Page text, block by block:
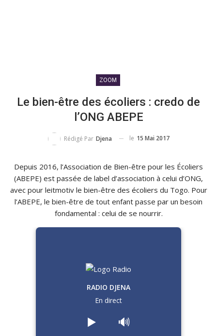
ZOOM
Le bien-être des écoliers : credo de
l’ONG ABEPE
Rédigé Par Djena le 15 Mai 2017
Depuis 2016, l’Association de Bien-être pour les Écoliers
(ABEPE) est passée de label d’association à celui d’ONG,
avec pour leitmotiv le bien-être des écoliers du Togo. Pour
l’ABEPE, le bien-être de tout enfant passe par un besoin
fondamental : celui de se nourrir.
RADIO DJENA
En direct
▶️ 🔊